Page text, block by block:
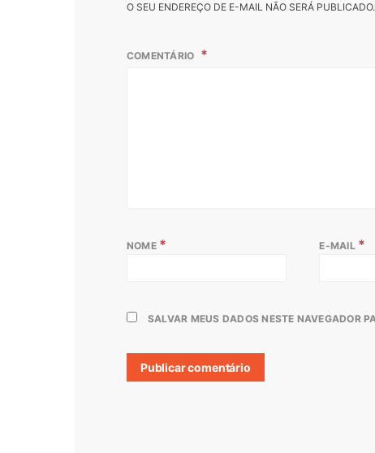
O SEU ENDEREÇO DE E-MAIL NÃO SERÁ PUBLICADO.
COMENTÁRIO
NOME * E-MAIL *
SALVAR MEUS DADOS NESTE NAVEGADOR